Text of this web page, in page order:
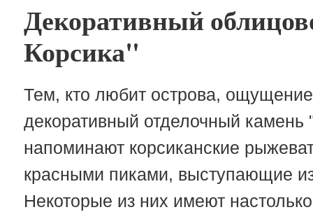
Декоративный
Корсика"
Тем, кто любит острова,
декоративный отделочный
напоминают корсиканские
красными пиками, выступающие
Некоторые из них имеют